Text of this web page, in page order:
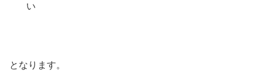
い
となります。